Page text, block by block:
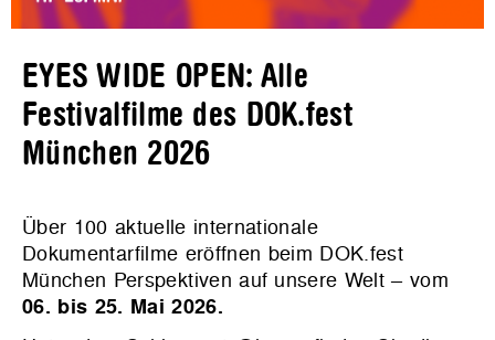
EYES WIDE OPEN: Alle
Festivalfilme des DOK.fest
München 2026
Über 100 aktuelle internationale
Dokumentarfilme eröffnen beim DOK.fest
München Perspektiven auf unsere Welt – vom
06. bis 25. Mai 2026.